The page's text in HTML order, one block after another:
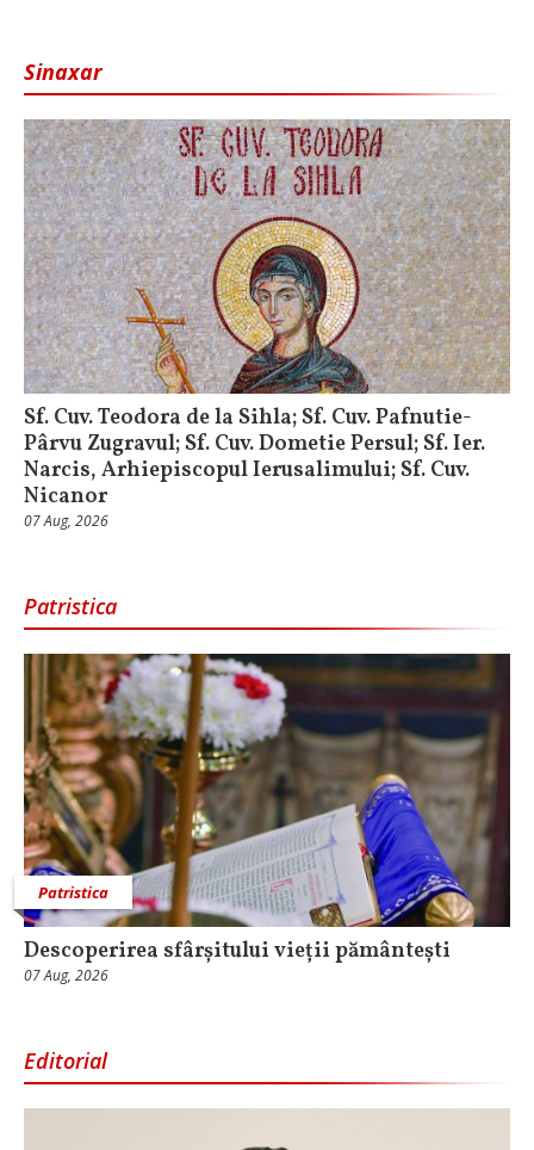
Sinaxar
Sf. Cuv. Teodora de la Sihla; Sf. Cuv. Pafnutie-
Pârvu Zugravul; Sf. Cuv. Dometie Persul; Sf. Ier.
Narcis, Arhiepiscopul Ierusalimului; Sf. Cuv.
Nicanor
07 Aug, 2026
Patristica
Patristica
Descoperirea sfârșitului vieții pământești
07 Aug, 2026
Editorial